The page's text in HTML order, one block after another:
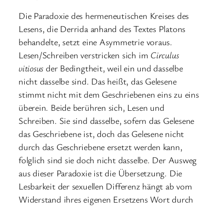
Die Paradoxie des hermeneutischen Kreises des
Lesens, die Derrida anhand des Textes Platons
behandelte, setzt eine Asymmetrie voraus.
Lesen/Schreiben verstricken sich im Circulus
vitiosus der Bedingtheit, weil ein und dasselbe
nicht dasselbe sind. Das heißt, das Gelesene
stimmt nicht mit dem Geschriebenen eins zu eins
überein. Beide berühren sich, Lesen und
Schreiben. Sie sind dasselbe, sofern das Gelesene
das Geschriebene ist, doch das Gelesene nicht
durch das Geschriebene ersetzt werden kann,
folglich sind sie doch nicht dasselbe. Der Ausweg
aus dieser Paradoxie ist die Übersetzung. Die
Lesbarkeit der sexuellen Differenz hängt ab vom
Widerstand ihres eigenen Ersetzens Wort durch